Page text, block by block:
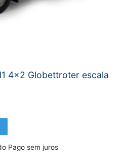
4×2 Globettroter escala
Pago sem juros